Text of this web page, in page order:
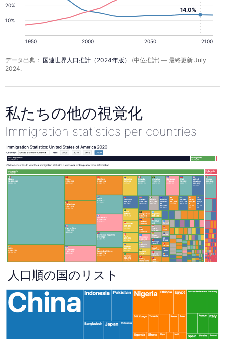
10%
20%
1950 2000 2050 2100
14.0%
データ出典： 国連世界人口推計（2024年版）
(中位推計) — 最終更新 July
2024.
私たちの他の視覚化
Immigration statistics per countries
人口順の国のリスト